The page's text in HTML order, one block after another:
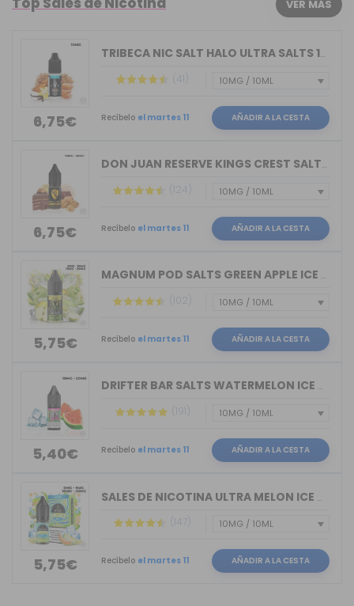
VER MÁS
6,75€
TRIBECA NIC SALT HALO ULTRA SALTS 10M...
(41)
Recíbelo el martes 11 AÑADIR A LA CESTA
6,75€
DON JUAN RESERVE KINGS CREST SALTS 10ML
(124)
Recíbelo el martes 11 AÑADIR A LA CESTA
5,75€
MAGNUM POD SALTS GREEN APPLE ICE 10ML
(102)
Recíbelo el martes 11 AÑADIR A LA CESTA
5,40€
DRIFTER BAR SALTS WATERMELON ICE JUIC...
(191)
Recíbelo el martes 11 AÑADIR A LA CESTA
5,75€
SALES DE NICOTINA ULTRA MELON ICE BAR...
(147)
Recíbelo el martes 11 AÑADIR A LA CESTA